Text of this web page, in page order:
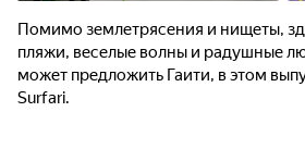
Помимо землетрясения и нищеты,
пляжи, веселые волны и радушные
может предложить Гаити, в этом
Surfari.